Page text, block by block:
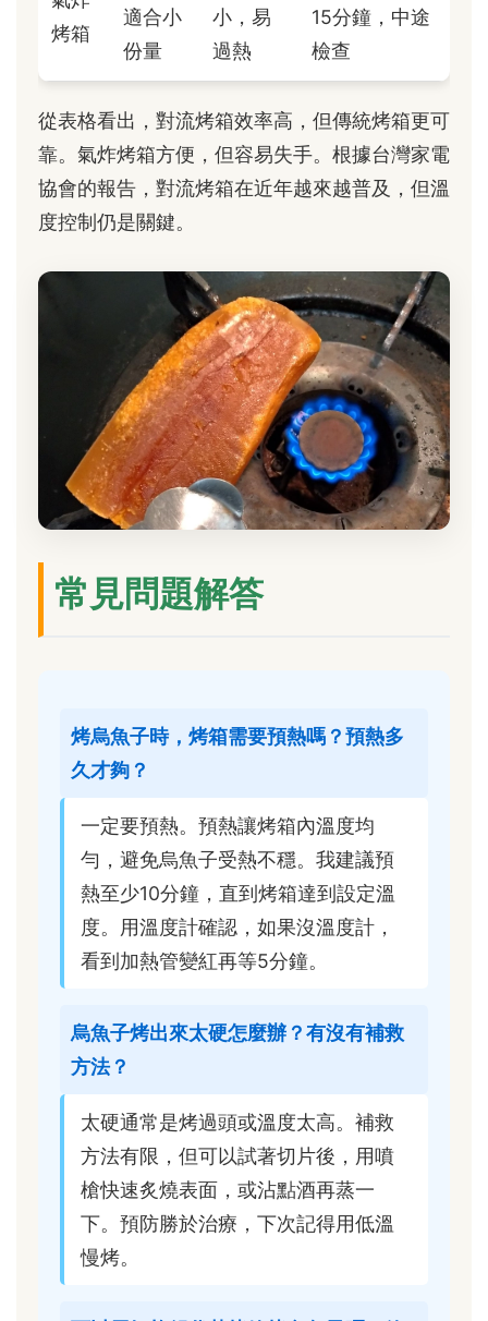
烤箱
適合小
份量
小，易
過熱
15分鐘，中途
檢查
從表格看出，對流烤箱效率高，但傳統烤箱更可
靠。氣炸烤箱方便，但容易失手。根據台灣家電
協會的報告，對流烤箱在近年越來越普及，但溫
度控制仍是關鍵。
常見問題解答
烤烏魚子時，烤箱需要預熱嗎？預熱多
久才夠？
一定要預熱。預熱讓烤箱內溫度均
勻，避免烏魚子受熱不穩。我建議預
熱至少10分鐘，直到烤箱達到設定溫
度。用溫度計確認，如果沒溫度計，
看到加熱管變紅再等5分鐘。
烏魚子烤出來太硬怎麼辦？有沒有補救
方法？
太硬通常是烤過頭或溫度太高。補救
方法有限，但可以試著切片後，用噴
槍快速炙燒表面，或沾點酒再蒸一
下。預防勝於治療，下次記得用低溫
慢烤。